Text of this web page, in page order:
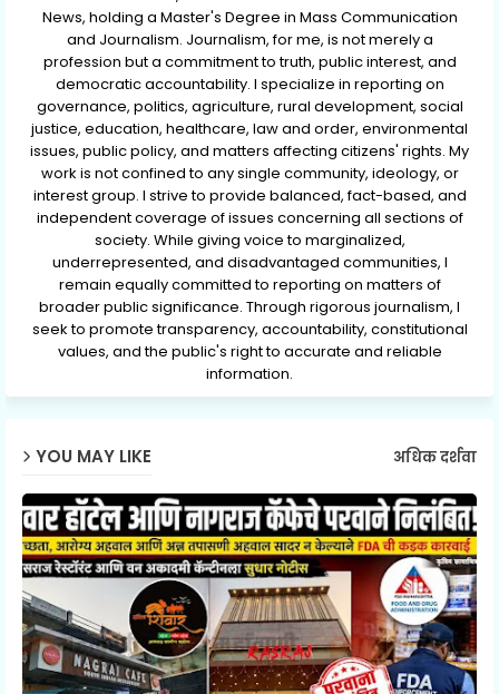
News, holding a Master's Degree in Mass Communication
and Journalism. Journalism, for me, is not merely a
profession but a commitment to truth, public interest, and
democratic accountability. I specialize in reporting on
governance, politics, agriculture, rural development, social
justice, education, healthcare, law and order, environmental
issues, public policy, and matters affecting citizens' rights. My
work is not confined to any single community, ideology, or
interest group. I strive to provide balanced, fact-based, and
independent coverage of issues concerning all sections of
society. While giving voice to marginalized,
underrepresented, and disadvantaged communities, I
remain equally committed to reporting on matters of
broader public significance. Through rigorous journalism, I
seek to promote transparency, accountability, constitutional
values, and the public's right to accurate and reliable
information.
YOU MAY LIKE अधिक दर्शवा